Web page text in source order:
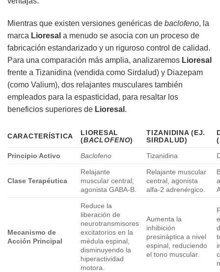
Mientras que existen versiones genéricas de baclofeno, la
marca Lioresal a menudo se asocia con un proceso de
fabricación estandarizado y un riguroso control de calidad.
Para una comparación más amplia, analizaremos Lioresal
frente a Tizanidina (vendida como Sirdalud) y Diazepam
(como Valium), dos relajantes musculares también
empleados para la espasticidad, para resaltar los
beneficios superiores de Lioresal .
CARACTERÍSTICA
LIORESAL
(BACLOFENO)
TIZANIDINA (EJ.
SIRDALUD)
Principio Activo
Baclofeno Tizanidina
Clase Terapéutica
Relajante
muscular central,
agonista GABA-B.
Relajante muscular
central, agonista
alfa-2 adrenérgico.
Mecanismo de
Acción Principal
Reduce la
liberación de
neurotransmisores
excitatorios en la
médula espinal,
disminuyendo la
hiperactividad
motora.
Aumenta la
inhibición
presináptica a nivel
espinal, reduciendo
el tono muscular.